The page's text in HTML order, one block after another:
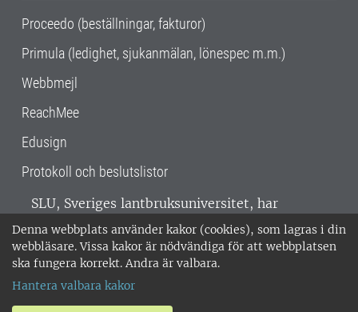
Denna webbplats använder kakor (cookies), som lagras i din
webbläsare. Vissa kakor är nödvändiga för att webbplatsen
ska fungera korrekt. Andra är valbara.
Hantera valbara kakor
Proceedo (beställningar, fakturor)
Primula (ledighet, sjukanmälan, lönespec m.m.)
Webbmejl
ReachMee
Edusign
Protokoll och beslutslistor
SLU, Sveriges lantbruksuniversitet, har
verksamhet över hela Sverige. Huvudorter är
Alnarp, Uppsala och Umeå.SLU är
miljöcertifierat enligt ISO 14001. •
018-67 10 00 • Org nr: 202100-2817 •